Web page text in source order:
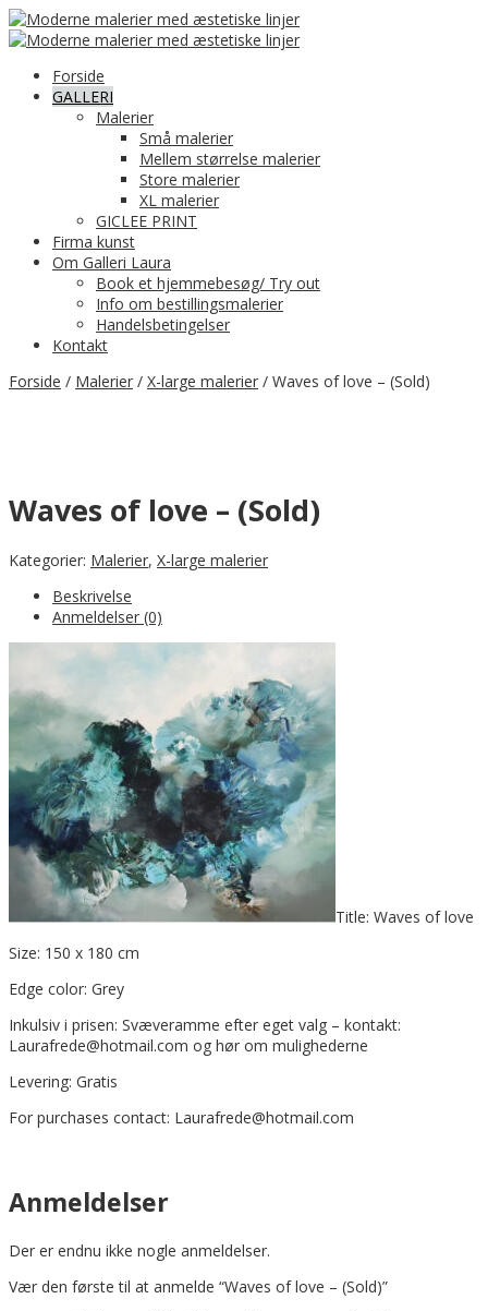
Forside
GALLERI
Malerier
Små malerier
Mellem størrelse malerier
Store malerier
XL malerier
GICLEE PRINT
Firma kunst
Om Galleri Laura
Book et hjemmebesøg/ Try out
Info om bestillingsmalerier
Handelsbetingelser
Kontakt
Forside / Malerier / X-large malerier / Waves of love – (Sold)
Waves of love – (Sold)
Kategorier: Malerier, X-large malerier
Beskrivelse
Anmeldelser (0)
Title: Waves of love
Size: 150 x 180 cm
Edge color: Grey
Inkulsiv i prisen: Svæveramme efter eget valg – kontakt:
Laurafrede@hotmail.com og hør om mulighederne
Levering: Gratis
For purchases contact: Laurafrede@hotmail.com
Anmeldelser
Der er endnu ikke nogle anmeldelser.
Vær den første til at anmelde “Waves of love – (Sold)”